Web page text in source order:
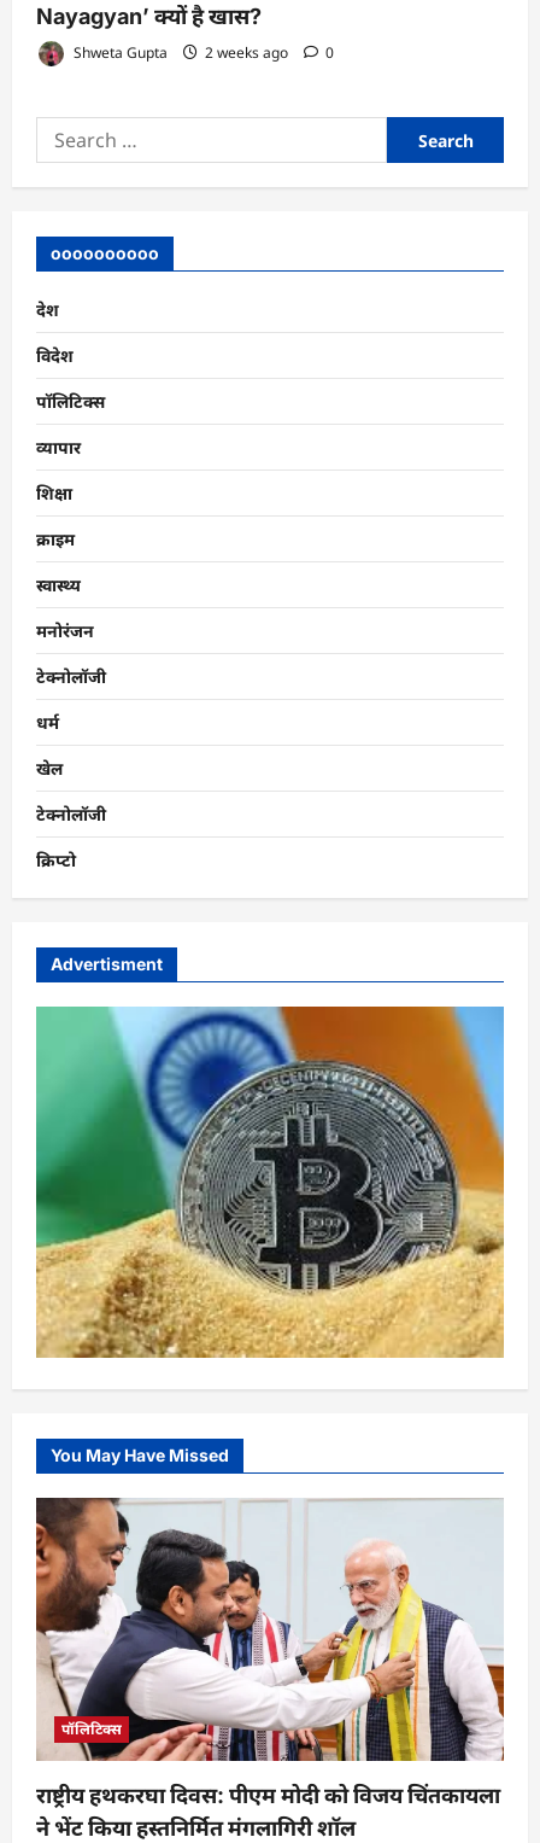
Nayagyan’ क्यों है खास?
Shweta Gupta 2 weeks ago 0
Search
for:
oooooooooo
देश
विदेश
पॉलिटिक्स
व्यापार
शिक्षा
क्राइम
स्वास्थ्य
मनोरंजन
टेक्नोलॉजी
धर्म
खेल
टेक्नोलॉजी
क्रिप्टो
Advertisment
You May Have Missed
पॉलिटिक्स
राष्ट्रीय हथकरघा दिवस: पीएम मोदी को विजय चिंतकायला
ने भेंट किया हस्तनिर्मित मंगलागिरी शॉल